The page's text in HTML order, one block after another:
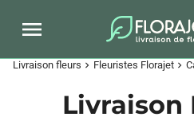
Livraison fleurs chevron_right Fleuristes Florajet chevron_right
Livraison